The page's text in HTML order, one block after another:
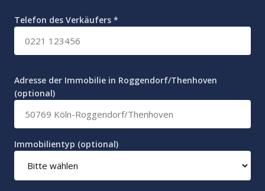
Telefon des Verkäufers *
Adresse der Immobilie in Roggendorf/Thenhoven
(optional)
Immobilientyp (optional)